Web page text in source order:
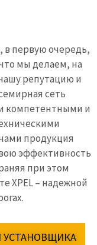
в первую очередь,
мы делаем, на
репутацию и
сеть
компетентными и
продукция
эффективность
при этом
XPEL – надежной
УСТАНОВЩИКА